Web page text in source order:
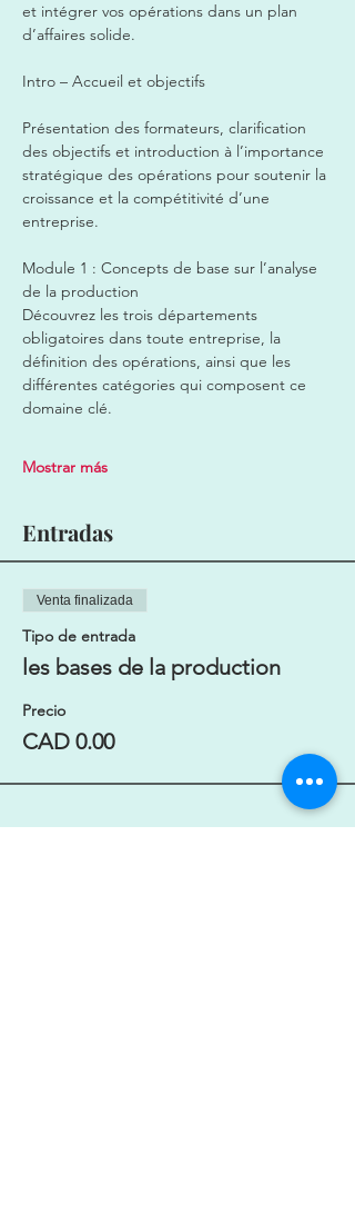
et intégrer vos opérations dans un plan
d’affaires solide.
Intro – Accueil et objectifs
Présentation des formateurs, clarification
des objectifs et introduction à l’importance
stratégique des opérations pour soutenir la
croissance et la compétitivité d’une
entreprise.
Module 1 : Concepts de base sur l’analyse
de la production
Découvrez les trois départements
obligatoires dans toute entreprise, la
définition des opérations, ainsi que les
différentes catégories qui composent ce
domaine clé.
Mostrar más
Entradas
Venta finalizada
Tipo de entrada
les bases de la production
Precio
CAD 0.00